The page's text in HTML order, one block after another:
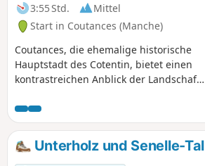
3:55 Std.
Mittel
Start in Coutances (Manche)
Coutances, die ehemalige historische
Hauptstadt des Cotentin, bietet einen
kontrastreichen Anblick der Landschaft
Wanderung führt durch die
unmittelbare Umgebung der Stadt,
durch die drei sie umgebenden Täler
mit ihren jeweils etwas trägen Flüssen.
Unterholz und Senelle-Tal